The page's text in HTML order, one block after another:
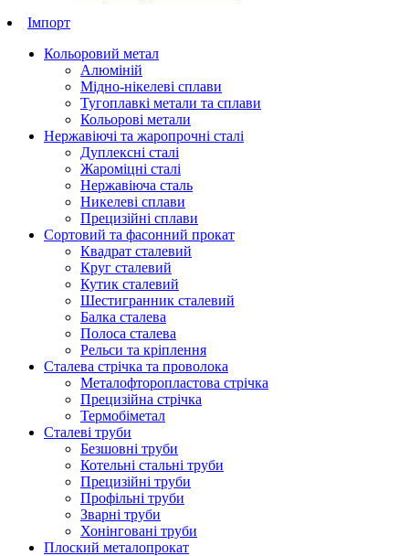
Імпорт
Кольоровий метал
Алюміній
Мідно-нікелеві сплави
Тугоплавкі метали та сплави
Кольорові метали
Нержавіючі та жаропрочні сталі
Дуплексні сталі
Жароміцні сталі
Нержавіюча сталь
Никелеві сплави
Прецизійні сплави
Сортовий та фасонний прокат
Квадрат сталевий
Круг сталевий
Кутик сталевий
Шестигранник сталевий
Балка сталева
Полоса сталева
Рельси та кріплення
Сталева стрічка та проволока
Металофторопластова стрічка
Прецизійна стрічка
Термобіметал
Сталеві труби
Безшовні труби
Котельні стальні труби
Прецизійні труби
Профільні труби
Зварні труби
Хонінговані труби
Плоский металопрокат